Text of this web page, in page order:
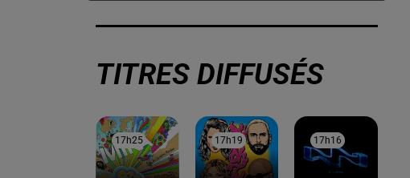
TITRES DIFFUSÉS
17h25
17h25 17h19
17h19 17h16
17h16